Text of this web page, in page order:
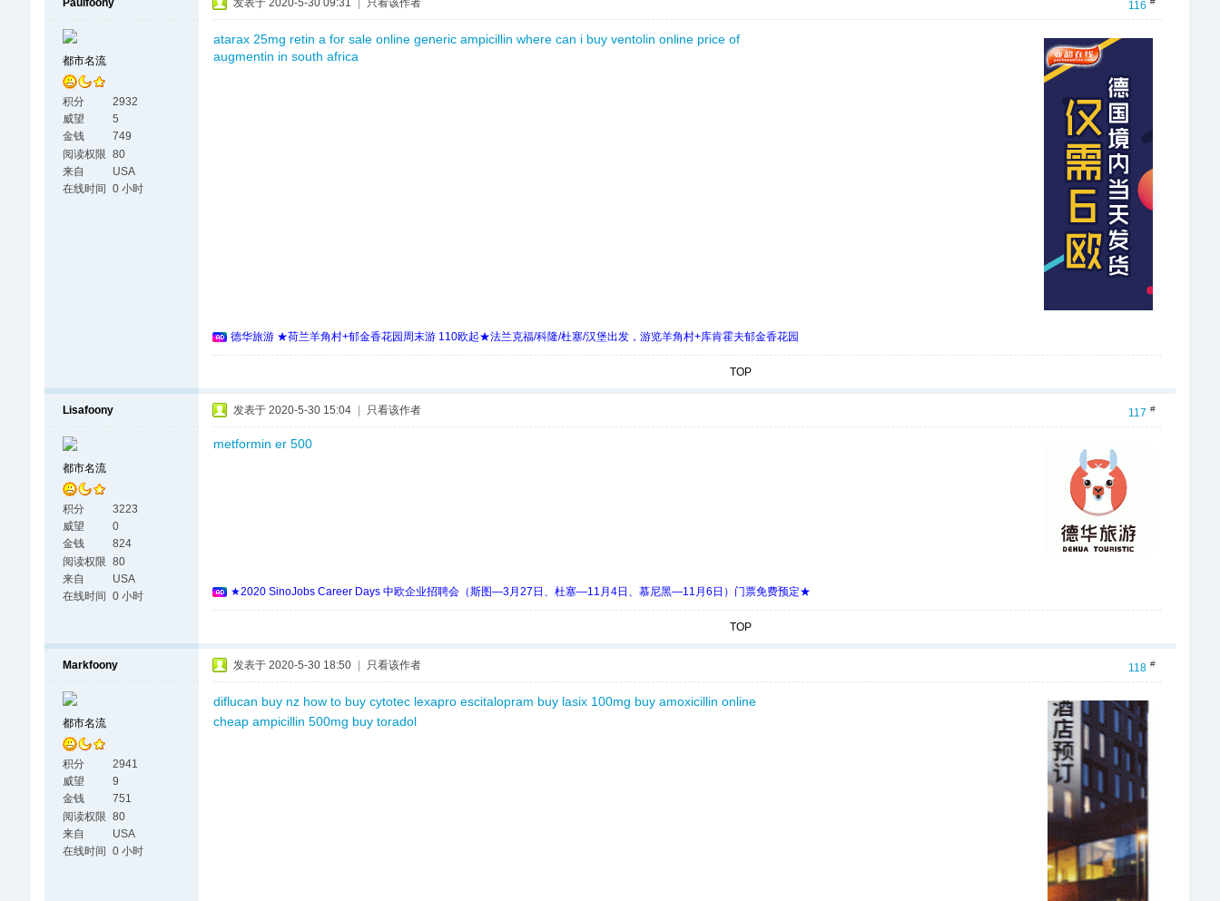
Paulfoony
都市名流
积分
2932
威望
5
金钱
749
阅读权限 80
来自
USA
在线时间
0 小时
116
发表于 2020-5-30 09:31 只看该作者
atarax 25mg retin a for sale online generic ampicillin where can i buy ventolin online price of
augmentin in south africa
德华旅游 ★荷兰羊角村+郁金香花园周末游 110欧起★法兰克福/科隆/杜塞/汉堡出发，游览羊角村+库肯霍夫郁金香花园
TOP
Lisafoony
都市名流
积分
3223
威望
0
金钱
824
阅读权限 80
来自
USA
在线时间
0 小时
117 #
发表于 2020-5-30 15:04 只看该作者
metformin er 500
★2020 SinoJobs Career Days 中欧企业招聘会（斯图—3月27日、杜塞—11月4日、慕尼黑—11月6日）门票免费预定★
TOP
Markfoony
都市名流
积分
2941
威望
9
金钱
751
阅读权限 80
来自
USA
在线时间
0 小时
118 #
发表于 2020-5-30 18:50 只看该作者
diflucan buy nz how to buy cytotec lexapro escitalopram buy lasix 100mg buy amoxicillin online
cheap ampicillin 500mg buy toradol